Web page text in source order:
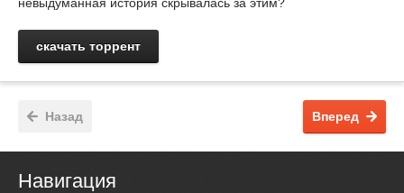
скачать торрент
Назад Вперед
Навигация